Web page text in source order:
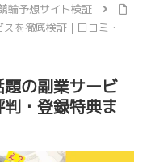
輪予想サイト検証
を徹底検証｜口コミ・
題の副業サービ
・登録特典ま